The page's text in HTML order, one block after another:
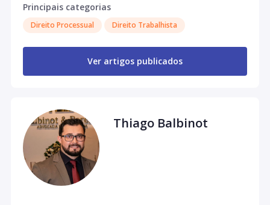
Principais categorias
Direito Processual Direito Trabalhista
Ver artigos publicados
Thiago Balbinot